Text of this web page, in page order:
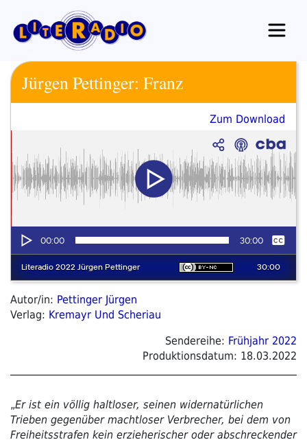
Inhalt
springen
Jürgen Pettinger: Franz
Zum Download
Autor/in: Pettinger Jürgen
Verlag: Kremayr Und Scheriau
Sendereihe: Frühjahr 2022
Produktionsdatum: 18.03.2022
„Er ist ein völlig haltloser, seinen widernatürlichen
Trieben gegenüber machtloser Verbrecher, bei dem von
Freiheitsstrafen kein erzieherischer oder abschreckender